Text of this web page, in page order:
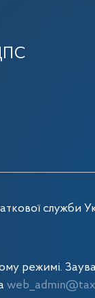
служби
режимі.